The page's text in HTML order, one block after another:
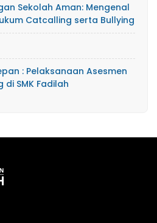
Sekolah Aman: Mengenal
Catcalling serta Bullying
: Pelaksanaan Asesmen
di SMK Fadilah